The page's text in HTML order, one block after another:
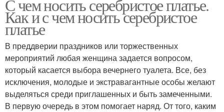
С чем носить серебристое платье.
Как и с чем носить серебристое
платье
В преддверии праздников или торжественных
мероприятий любая женщина задается вопросом,
который касается выбора вечернего туалета. Все, без
исключения, молодые и экстравагантные особы желают
выделяться среди приглашенных и быть замеченными.
В первую очередь в этом помогает наряд. От того, каким